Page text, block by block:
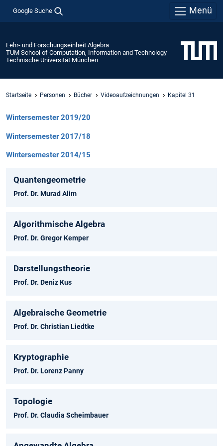
Google Suche Menü
Lehr- und Forschungseinheit Algebra
TUM School of Computation, Information and Technology
Technische Universität München
Startseite Personen Bücher Videoaufzeichnungen Kapitel 31
Wintersemester 2019/20
Wintersemester 2017/18
Wintersemester 2014/15
Quantengeometrie
Prof. Dr. Murad Alim
Algorithmische Algebra
Prof. Dr. Gregor Kemper
Darstellungstheorie
Prof. Dr. Deniz Kus
Algebraische Geometrie
Prof. Dr. Christian Liedtke
Kryptographie
Prof. Dr. Lorenz Panny
Topologie
Prof. Dr. Claudia Scheimbauer